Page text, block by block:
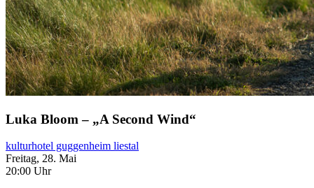
Luka Bloom – „A Second Wind“
kulturhotel guggenheim liestal
Freitag, 28. Mai
20:00 Uhr